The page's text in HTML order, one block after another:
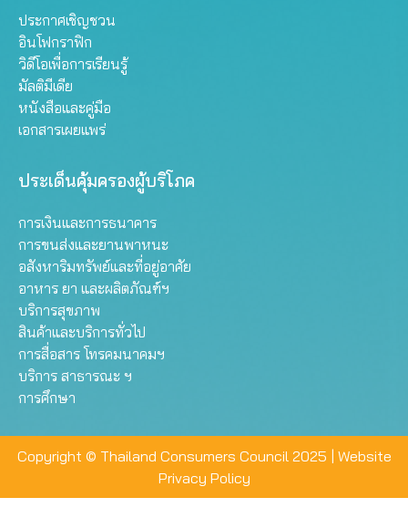
ประกาศเชิญชวน
อินโฟกราฟิก
วิดีโอเพื่อการเรียนรู้
มัลติมีเดีย
หนังสือและคู่มือ
เอกสารเผยแพร่
ประเด็นคุ้มครองผู้บริโภค
การเงินและการธนาคาร
การขนส่งและยานพาหนะ
อสังหาริมทรัพย์และที่อยู่อาศัย
อาหาร ยา และผลิตภัณฑ์ฯ
บริการสุขภาพ
สินค้าและบริการทั่วไป
การสื่อสาร โทรคมนาคมฯ
บริการ สาธารณะ ฯ
การศึกษา
Copyright © Thailand Consumers Council 2025 | Website
Privacy Policy